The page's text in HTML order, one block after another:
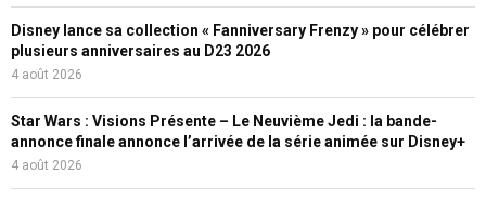
Disney lance sa collection « Fanniversary Frenzy » pour célébrer
plusieurs anniversaires au D23 2026
4 août 2026
Star Wars : Visions Présente – Le Neuvième Jedi : la bande-
annonce finale annonce l’arrivée de la série animée sur Disney+
4 août 2026